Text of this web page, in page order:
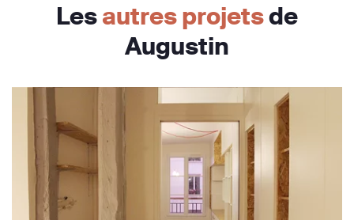
Lesautres projetsde
Augustin